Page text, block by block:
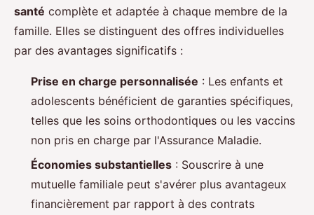
santé complète et adaptée à chaque membre de la
famille. Elles se distinguent des offres individuelles
par des avantages significatifs :
Prise en charge personnalisée : Les enfants et
adolescents bénéficient de garanties spécifiques,
telles que les soins orthodontiques ou les vaccins
non pris en charge par l'Assurance Maladie.
Économies substantielles : Souscrire à une
mutuelle familiale peut s'avérer plus avantageux
financièrement par rapport à des contrats